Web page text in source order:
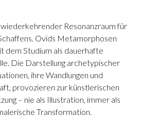
Resonanzraum für
Ovids Metamorphosen
dem Studium als dauerhafte
Die Darstellung archetypischer
ihre Wandlungen und
provozieren zur künstlerischen
– nie als Illustration, immer als
Transformation.